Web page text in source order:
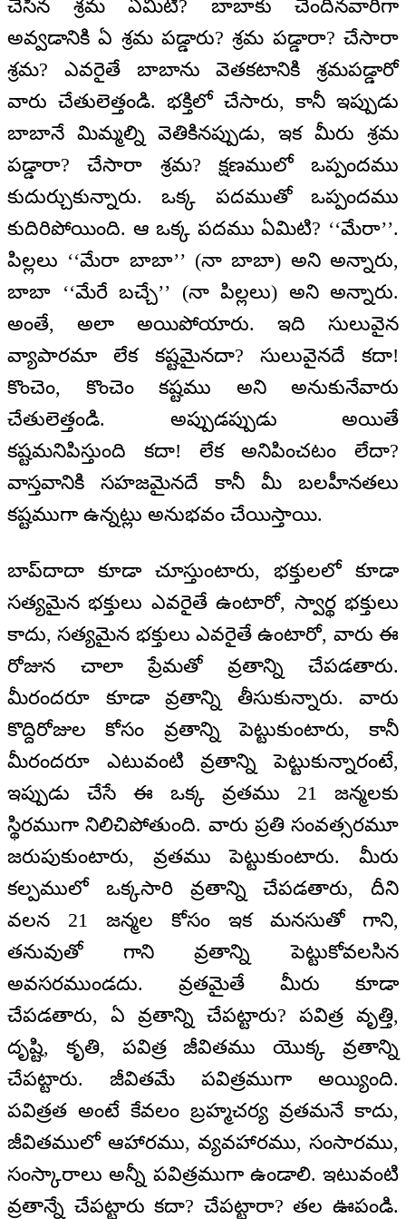
చేసిన శ్రమ ఏమిటి? బాబాకు చెందినవారిగా
అవ్వడానికి ఏ శ్రమ పడ్డారు? శ్రమ పడ్డారా? చేసారా
శ్రమ? ఎవరైతే బాబాను వెతకటానికి శ్రమపడ్డారో
వారు చేతులెత్తండి. భక్తిలో చేసారు, కానీ ఇప్పుడు
బాబానే మిమ్మల్ని వెతికినప్పుడు, ఇక మీరు శ్రమ
పడ్డారా? చేసారా శ్రమ? క్షణములో ఒప్పందము
కుదుర్చుకున్నారు. ఒక్క పదముతో ఒప్పందము
కుదిరిపోయింది. ఆ ఒక్క పదము ఏమిటి? ‘‘మేరా’’.
పిల్లలు ‘‘మేరా బాబా’’ (నా బాబా) అని అన్నారు,
బాబా ‘‘మేరే బచ్చే’’ (నా పిల్లలు) అని అన్నారు.
అంతే, అలా అయిపోయారు. ఇది సులువైన
వ్యాపారమా లేక కష్టమైనదా? సులువైనదే కదా!
కొంచెం, కొంచెం కష్టము అని అనుకునేవారు
చేతులెత్తండి. అప్పుడప్పుడు అయితే
కష్టమనిపిస్తుంది కదా! లేక అనిపించటం లేదా?
వాస్తవానికి సహజమైనదే కానీ మీ బలహీనతలు
కష్టముగా ఉన్నట్లు అనుభవం చేయిస్తాయి.
బాప్‌దాదా కూడా చూస్తుంటారు, భక్తులలో కూడా
సత్యమైన భక్తులు ఎవరైతే ఉంటారో, స్వార్థ భక్తులు
కాదు, సత్యమైన భక్తులు ఎవరైతే ఉంటారో, వారు ఈ
రోజున చాలా ప్రేమతో వ్రతాన్ని చేపడతారు.
మీరందరూ కూడా వ్రతాన్ని తీసుకున్నారు. వారు
కొద్దిరోజుల కోసం వ్రతాన్ని పెట్టుకుంటారు, కానీ
మీరందరూ ఎటువంటి వ్రతాన్ని పెట్టుకున్నారంటే,
ఇప్పుడు చేసే ఈ ఒక్క వ్రతము 21 జన్మలకు
స్థిరముగా నిలిచిపోతుంది. వారు ప్రతి సంవత్సరమూ
జరుపుకుంటారు, వ్రతము పెట్టుకుంటారు. మీరు
కల్పములో ఒక్కసారి వ్రతాన్ని చేపడతారు, దీని
వలన 21 జన్మల కోసం ఇక మనసుతో గాని,
తనువుతో గాని వ్రతాన్ని పెట్టుకోవలసిన
అవసరముండదు. వ్రతమైతే మీరు కూడా
చేపడతారు, ఏ వ్రతాన్ని చేపట్టారు? పవిత్ర వృత్తి,
దృష్టి, కృతి, పవిత్ర జీవితము యొక్క వ్రతాన్ని
చేపట్టారు. జీవితమే పవిత్రముగా అయ్యింది.
పవిత్రత అంటే కేవలం బ్రహ్మచర్య వ్రతమనే కాదు,
జీవితములో ఆహారము, వ్యవహారము, సంసారము,
సంస్కారాలు అన్నీ పవిత్రముగా ఉండాలి. ఇటువంటి
వ్రతాన్నే చేపట్టారు కదా? చేపట్టారా? తల ఊపండి.